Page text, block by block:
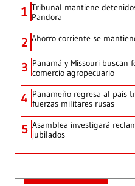
1 Tribunal mantiene
Pandora
2 Ahorro corriente se
3 Panamá y Missouri buscan
comercio agropecuario
4 Panameño regresa al país
fuerzas militares rusas
5 Asamblea investigará
jubilados